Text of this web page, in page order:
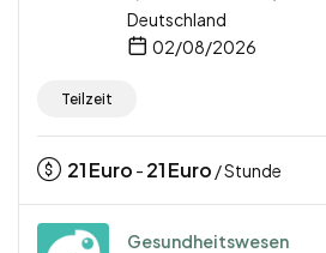
Deutschland
02/08/2026
Teilzeit
21Euro - 21Euro / Stunde
Gesundheitswesen